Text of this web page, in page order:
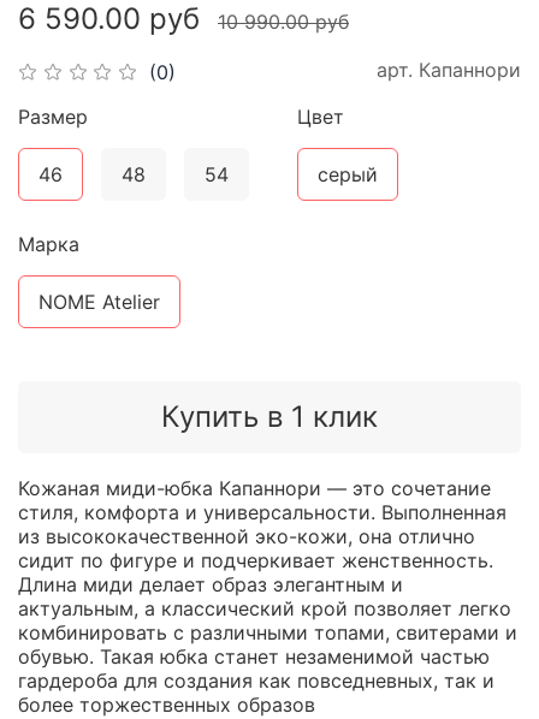
(0) арт. Капаннори
6 590.00 руб 10 990.00 руб
Купить в 1 клик
Размер
46 48 54
Цвет
серый
Марка
NOME Atelier
Кожаная миди-юбка Капаннори — это сочетание
стиля, комфорта и универсальности. Выполненная
из высококачественной эко-кожи, она отлично
сидит по фигуре и подчеркивает женственность.
Длина миди делает образ элегантным и
актуальным, а классический крой позволяет легко
комбинировать с различными топами, свитерами и
обувью. Такая юбка станет незаменимой частью
гардероба для создания как повседневных, так и
более торжественных образов